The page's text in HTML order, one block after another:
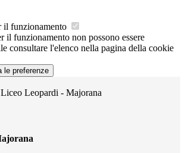
il funzionamento
il funzionamento non possono essere
consultare l'elenco nella pagina della cookie
le preferenze
Liceo Leopardi - Majorana